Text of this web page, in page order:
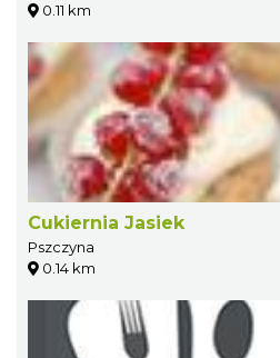
0.11 km
Cukiernia Jasiek
Pszczyna
0.14 km